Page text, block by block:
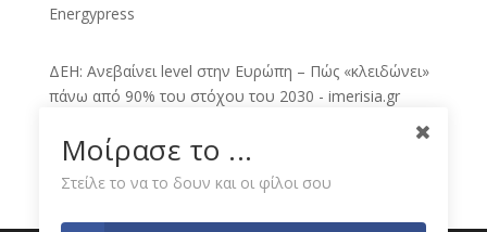
Energypress
ΔΕΗ: Ανεβαίνει level στην Ευρώπη – Πώς «κλειδώνει»
πάνω από 90% του στόχου του 2030 - imerisia.gr
ΔΕΗ: Πατάει γκάζι στις ΑΠΕ, έχει «κλειδώσει» το 81%
του στόχου για το 2030 - BusinessDaily
Τιμολόγια ρεύματος Αυγούστου: Οι χρεώσεις της ΔΕΗ
Μοίρασε το ...
Στείλε το να το δουν και οι φίλοι σου